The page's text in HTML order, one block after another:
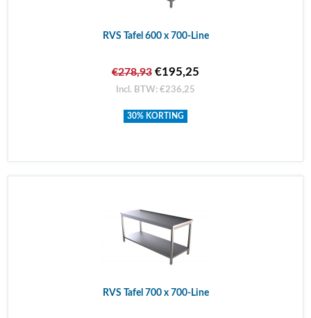
RVS Tafel 600 x 700-Line
€278,93 €195,25
Incl. BTW: €236,25
30% KORTING
RVS Tafel 700 x 700-Line